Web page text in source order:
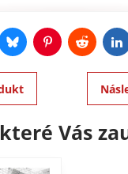
BlueskyPinterestReddit
Vás